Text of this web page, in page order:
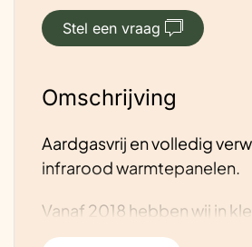
Stel een vraag
Omschrijving
Aardgasvrij en volledig
infrarood warmtepanelen.
Vanaf 2018 hebben wij in
stappen onze woning